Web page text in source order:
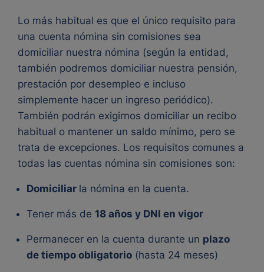
Lo más habitual es que el único requisito para
una cuenta nómina sin comisiones sea
domiciliar nuestra nómina (según la entidad,
también podremos domiciliar nuestra pensión,
prestación por desempleo e incluso
simplemente hacer un ingreso periódico).
También podrán exigirnos domiciliar un recibo
habitual o mantener un saldo mínimo, pero se
trata de excepciones. Los requisitos comunes a
todas las cuentas nómina sin comisiones son:
Domiciliar la nómina en la cuenta.
Tener más de 18 años y DNI en vigor
Permanecer en la cuenta durante un plazo
de tiempo obligatorio (hasta 24 meses)